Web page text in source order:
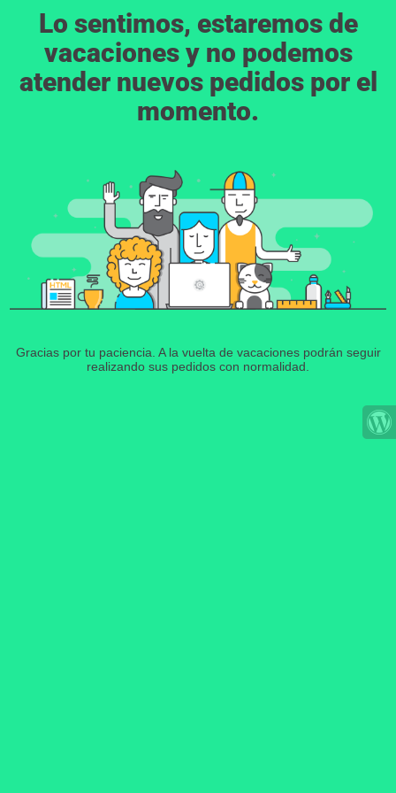
Lo sentimos, estaremos de
vacaciones y no podemos
atender nuevos pedidos por el
momento.
Gracias por tu paciencia. A la vuelta de vacaciones podrán seguir
realizando sus pedidos con normalidad.